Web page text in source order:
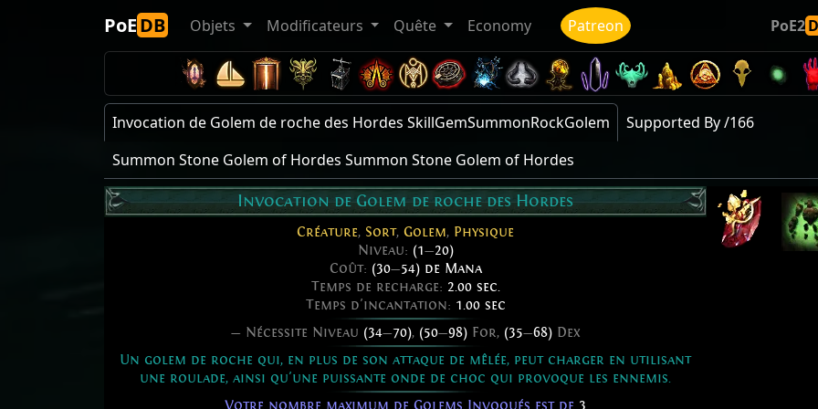
PoEDB Objets Modificateurs Quête Economy Patreon PoE2
Invocation de Golem de roche des Hordes SkillGemSummonRockGolem
Supported By /166
Summon Stone Golem of Hordes Summon Stone Golem of Hordes
Invocation de Golem de roche des Hordes
Créature, Sort, Golem, Physique
Niveau: (1—20)
Coût: (30—54) de Mana
Temps de recharge: 2.00 sec.
Temps d'incantation: 1.00 sec
— Nécessite Niveau (34—70), (50—98) For, (35—68) Dex
Un golem de roche qui, en plus de son attaque de mêlée, peut charger en utilisant
une roulade, ainsi qu'une puissante onde de choc qui provoque les ennemis.
Votre nombre maximum de Golems Invoqués est de 3